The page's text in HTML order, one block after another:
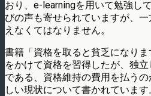
おり、e-learningを用いて勉強し
びの声も寄せられていますが、
えなくてはなりません。
書籍「資格を取ると貧乏になり
をかけて資格を習得したが、独
である、資格維持の費用を払う
しい現状について書かれています